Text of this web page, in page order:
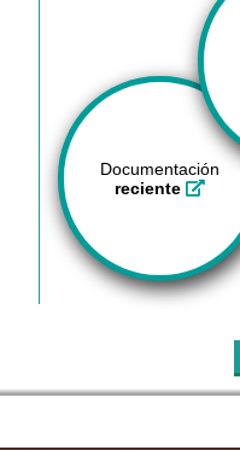
Documentación
reciente